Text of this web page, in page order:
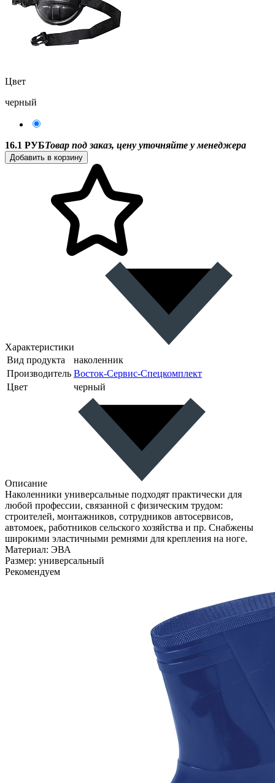
Цвет
черный
16.1 РУБТовар под заказ, цену уточняйте у менеджера
Добавить в корзину
Характеристики
Вид продукта
наколенник
Производитель Восток-Сервис-Спецкомплект
Цвет
черный
Описание
Наколенники универсальные подходят практически для
любой профессии, связанной с физическим трудом:
строителей, монтажников, сотрудников автосервисов,
автомоек, работников сельского хозяйства и пр. Снабжены
широкими эластичными ремнями для крепления на ноге.
Материал: ЭВА
Размер: универсальный
Рекомендуем